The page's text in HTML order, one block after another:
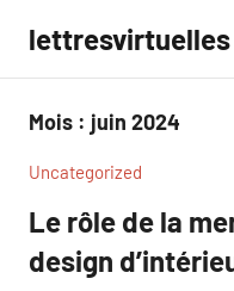
contenu
lettresvirtuelles
Mois : juin 2024
Uncategorized
Le rôle de la
design